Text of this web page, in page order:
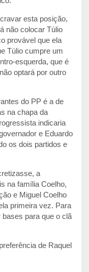
esta posição,
não colocar Túlio
provável que ela
Túlio cumpre um
esquerda, que é
optará por outro
do PP é a de
na chapa da
indicaria
e Eduardo
os dois partidos e
a
na família Coelho,
e Miguel Coelho
primeira vez. Para
bases para que o clã
de Raquel